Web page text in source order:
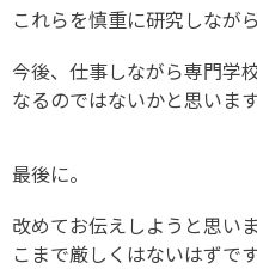
これらを慎重に研究しなが
今後、仕事しながら専門学
なるのではないかと思います
最後に。
改めてお伝えしようと思い
こまで厳しくはないはずです